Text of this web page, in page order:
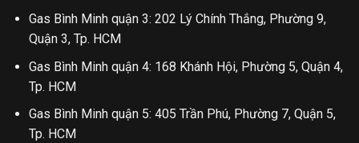
Gas Bình Minh quận 3: 202 Lý Chính Thắng, Phường 9,
Quận 3, Tp. HCM
Gas Bình Minh quận 4: 168 Khánh Hội, Phường 5, Quận 4,
Tp. HCM
Gas Bình Minh quận 5: 405 Trần Phú, Phường 7, Quận 5,
Tp. HCM